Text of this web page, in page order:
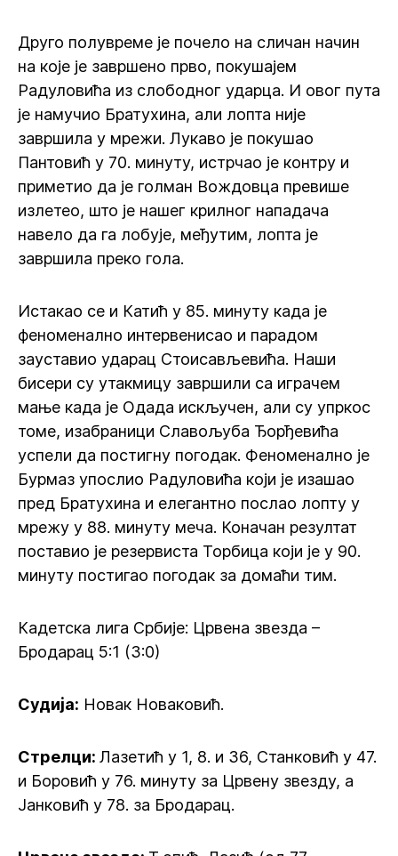
Друго полувреме је почело на сличан начин
на које је завршено прво, покушајем
Радуловића из слободног ударца. И овог пута
је намучио Братухина, али лопта није
завршила у мрежи. Лукаво је покушао
Пантовић у 70. минуту, истрчао је контру и
приметио да је голман Вождовца превише
излетео, што је нашег крилног нападача
навело да га лобује, међутим, лопта је
завршила преко гола.
Истакао се и Катић у 85. минуту када је
феноменално интервенисао и парадом
зауставио ударац Стоисављевића. Наши
бисери су утакмицу завршили са играчем
мање када је Одада искључен, али су упркос
томе, изабраници Славољуба Ђорђевића
успели да постигну погодак. Феноменално је
Бурмаз упослио Радуловића који је изашао
пред Братухина и елегантно послао лопту у
мрежу у 88. минуту меча. Коначан резултат
поставио је резервиста Торбица који је у 90.
минуту постигао погодак за домаћи тим.
Кадетска лига Србије: Црвена звезда –
Бродарац 5:1 (3:0)
Судија: Новак Новаковић.
Стрелци: Лазетић у 1, 8. и 36, Станковић у 47.
и Боровић у 76. минуту за Црвену звезду, а
Јанковић у 78. за Бродарац.